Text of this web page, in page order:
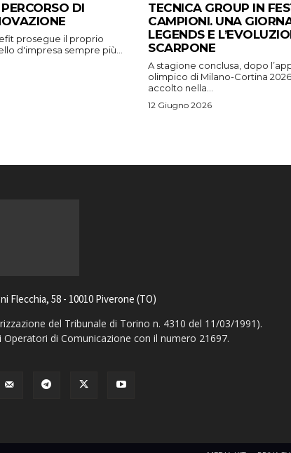
DI
prosegue il proprio
d'impresa sempre più...
TECNICA GROUP IN
CAMPIONI. UNA
LEGENDS E
SCARPONE
A stagione conclusa, dopo
olimpico di Milano-Cortina
accolto nella...
12 Giugno 2026
Flecchia, 58 - 10010 Piverone (TO)
del Tribunale di Torino n. 4310 del 11/03/1991).
di Comunicazione con il numero 21697.